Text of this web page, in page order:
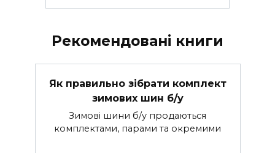
Рекомендовані книги
Як правильно зібрати комплект
зимових шин б/у
Зимові шини б/у продаються
комплектами, парами та окремими